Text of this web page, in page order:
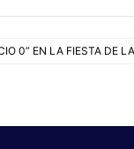
0” EN LA FIESTA DE